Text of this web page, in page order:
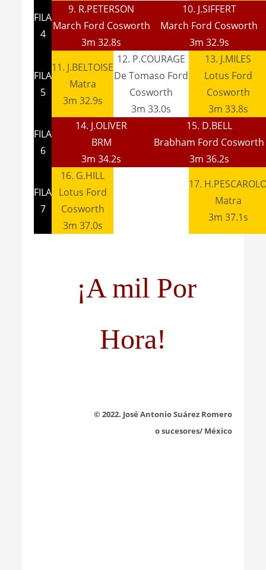
FILA
4
9. R.PETERSON
March Ford Cosworth
3m 32.8s
10. J.SIFFERT
March Ford Cosworth
3m 32.9s
FILA
5
11. J.BELTOISE
Matra
3m 32.9s
12. P.COURAGE
De Tomaso Ford
Cosworth
3m 33.0s
13. J.MILES
Lotus Ford
Cosworth
3m 33.8s
FILA
6
14. J.OLIVER
BRM
3m 34.2s
15. D.BELL
Brabham Ford Cosworth
3m 36.2s
FILA
7
16. G.HILL
Lotus Ford
Cosworth
3m 37.0s
17.
Matra
3m 37.1s
¡A mil Por
Hora!
© 2022. José Antonio Suárez Romero
o sucesores/ México